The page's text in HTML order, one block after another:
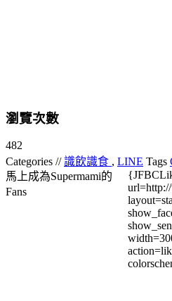
瀏覽次數
482
Categories //識飲識食 , LINE Tags
馬上成為Supermami的
Fans